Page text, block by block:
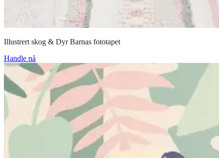
Illustrert skog & Dyr Barnas fototapet
Handle nå